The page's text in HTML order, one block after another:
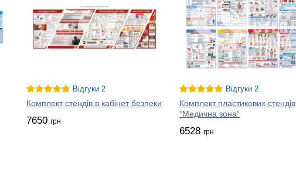
Відгуки 2
Комплект стендів в кабінет безпеки
7650 грн
Відгуки 2
Комплект пластикових стендів
“Медична зона”
6528 грн